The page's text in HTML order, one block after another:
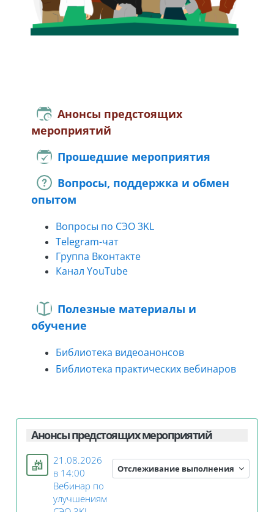
Анонсы предстоящих
мероприятий
Прошедшие мероприятия
Вопросы, поддержка и обмен
опытом
Вопросы по СЭО 3KL
Telegram-чат
Группа Вконтакте
Канал YouTube
Полезные материалы и
обучение
Библиотека видеоанонсов
Библиотека практических вебинаров
Анонсы предстоящих мероприятий
21.08.2026
в 14:00
Вебинар по
улучшениям
Отслеживание выполнения